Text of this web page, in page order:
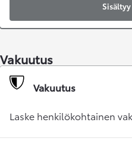
Sisältyy
Vakuutus
Vakuutus
Laske henkilökohtainen